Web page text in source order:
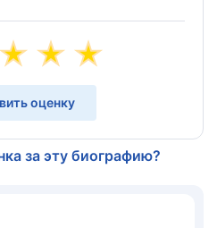
оценку
за эту биографию?